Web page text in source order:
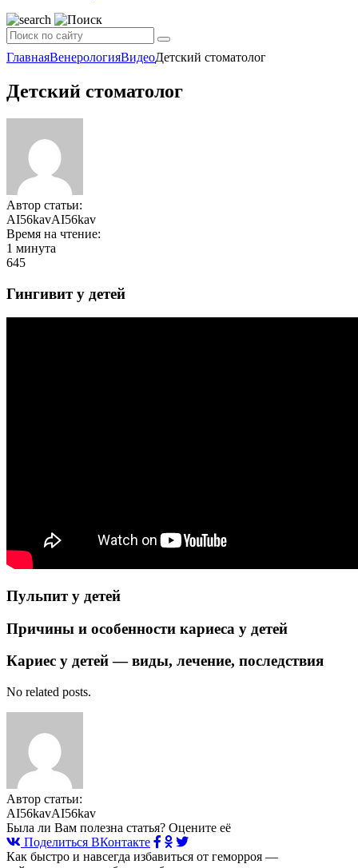
ГлавнаяВенерологияВидеоДетский стоматолог
Детский стоматолог
Автор статьи:
AI56kavAI56kav
Время на чтение:
1 минута
645
Гингивит у детей
Пульпит у детей
Причины и особенности кариеса у детей
Кариес у детей — виды, лечение, последствия
No related posts.
Автор статьи:
AI56kavAI56kav
Была ли Вам полезна статья? Оцените её
Поделиться ВКонтакте
Как быстро и навсегда избавиться от геморроя —